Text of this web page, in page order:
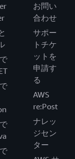
お問い
合わせ
サポー
トチケ
ットを
申請す
る
AWS
re:Post
ナレッ
ジセン
ター